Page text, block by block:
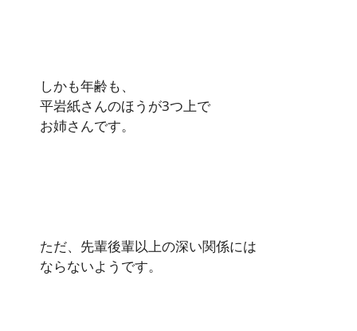
しかも年齢も、
平岩紙さんのほうが3つ上で
お姉さんです。
ただ、先輩後輩以上の深い関係には
ならないようです。